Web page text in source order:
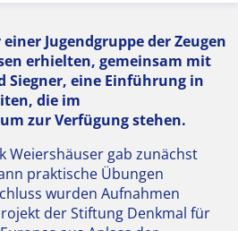
Jugendgruppe der Zeugen
erhielten, gemeinsam mit
Siegner, eine Einführung in
die im
zur Verfügung stehen.
Weiershäuser gab zunächst
praktische Übungen
wurden Aufnahmen
der Stiftung Denkmal für